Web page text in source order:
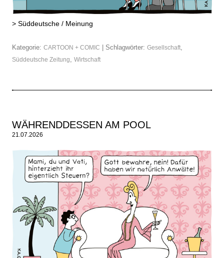
> Süddeutsche / Meinung
Kategorie: CARTOON + COMIC | Schlagwörter: Gesellschaft,
Süddeutsche Zeitung, Wirtschaft
WÄHRENDDESSEN AM POOL
21.07.2026